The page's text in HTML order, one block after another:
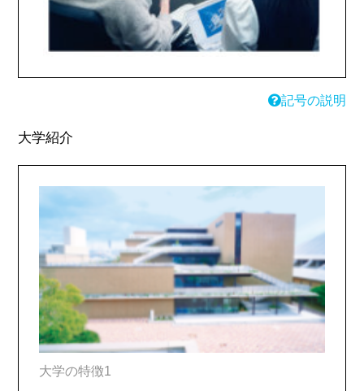
記号の説明
大学紹介
大学の特徴1